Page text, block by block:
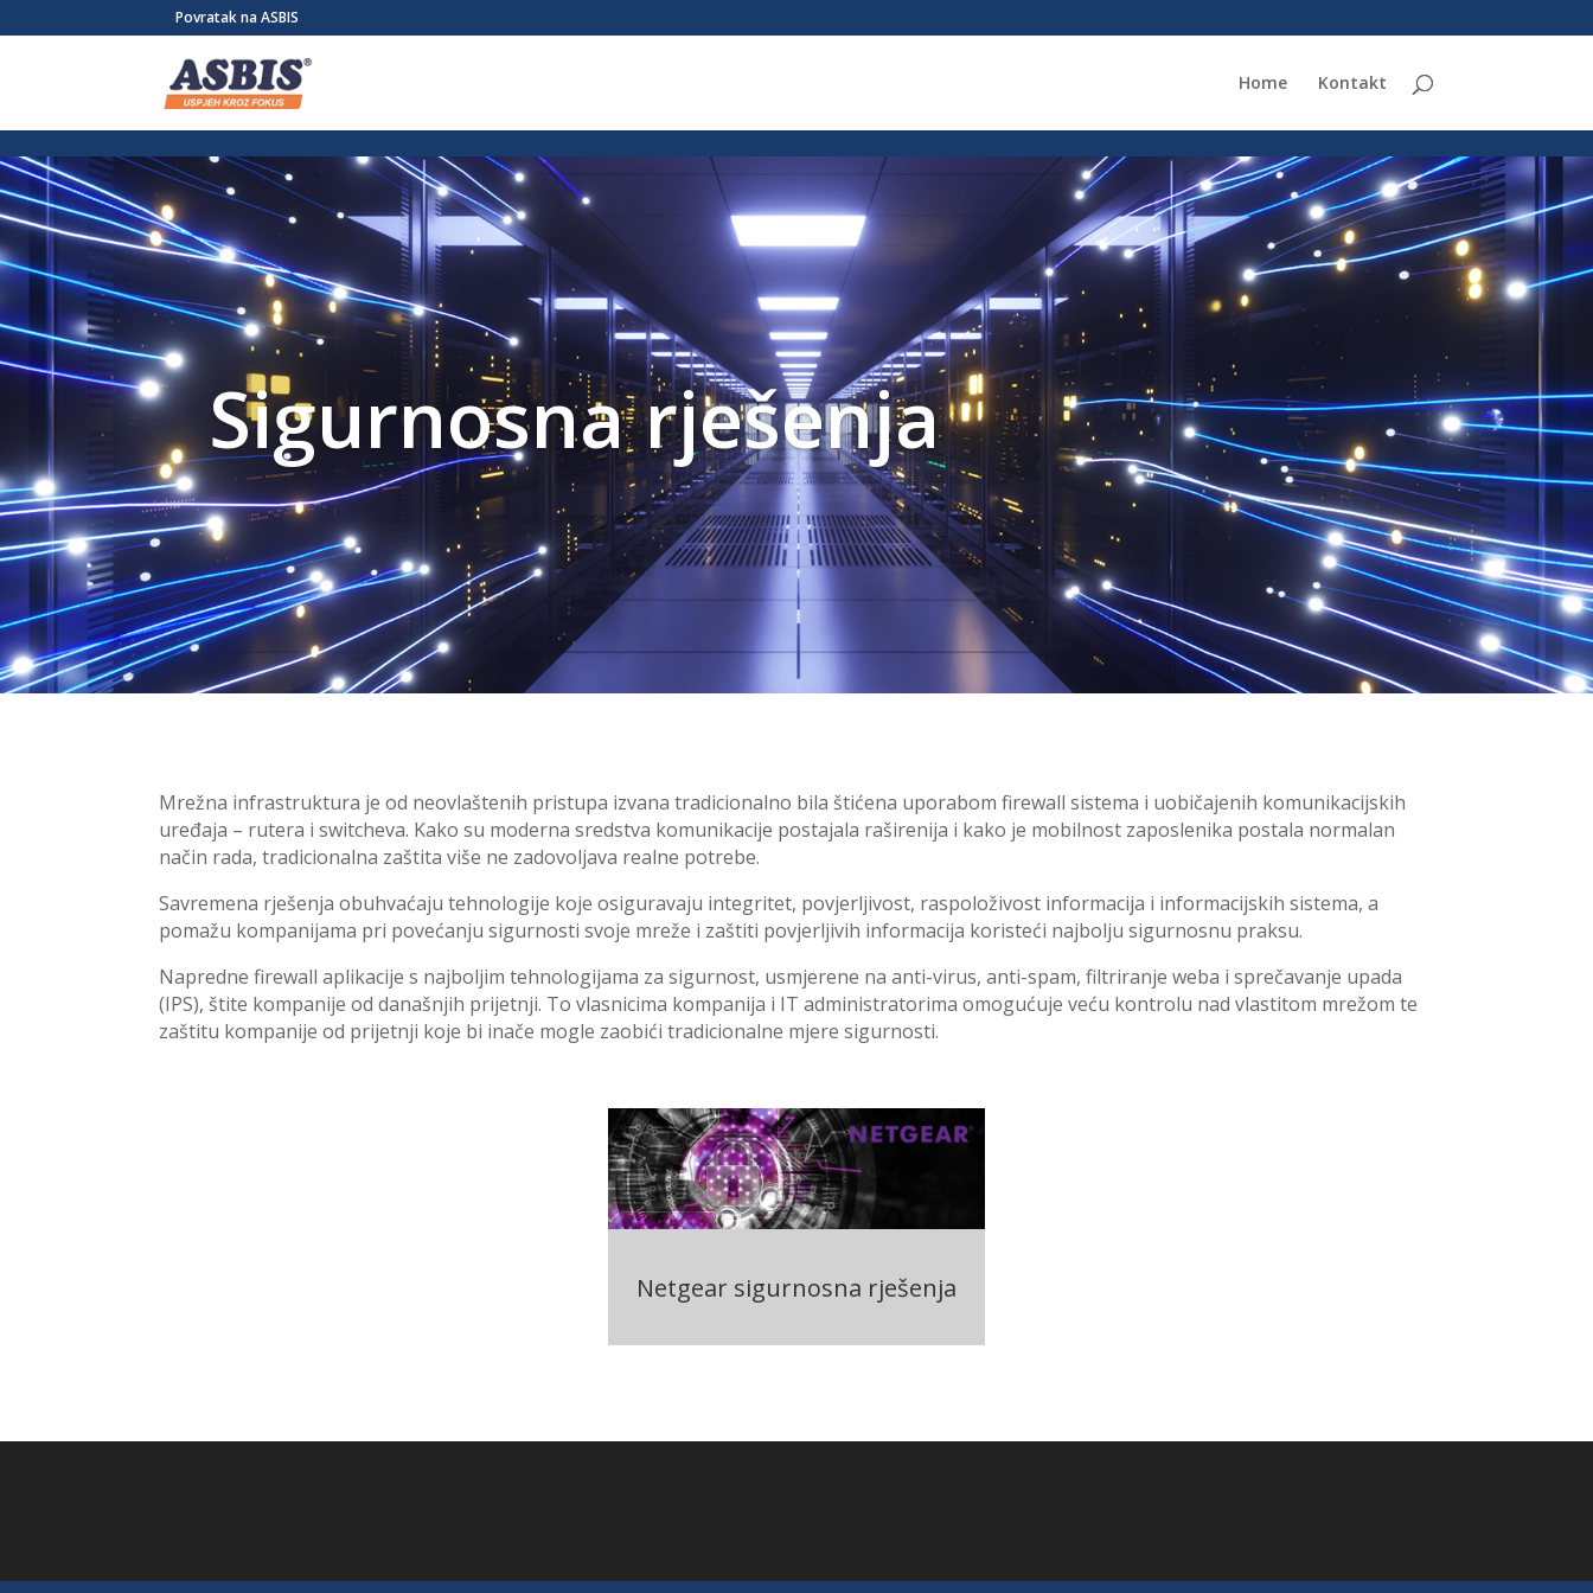
/* Link */ #et-secondary-nav .menu-item a{ position:relative; left:-955px; }
Povratak na ASBIS
Home Kontakt
Sigurnosna rješenja
Mrežna infrastruktura je od neovlaštenih pristupa izvana tradicionalno bila štićena uporabom firewall sistema i uobičajenih komunikacijskih
uređaja – rutera i switcheva. Kako su moderna sredstva komunikacije postajala raširenija i kako je mobilnost zaposlenika postala normalan
način rada, tradicionalna zaštita više ne zadovoljava realne potrebe.
Savremena rješenja obuhvaćaju tehnologije koje osiguravaju integritet, povjerljivost, raspoloživost informacija i informacijskih sistema, a
pomažu kompanijama pri povećanju sigurnosti svoje mreže i zaštiti povjerljivih informacija koristeći najbolju sigurnosnu praksu.
Napredne firewall aplikacije s najboljim tehnologijama za sigurnost, usmjerene na anti-virus, anti-spam, filtriranje weba i sprečavanje upada
(IPS), štite kompanije od današnjih prijetnji. To vlasnicima kompanija i IT administratorima omogućuje veću kontrolu nad vlastitom mrežom te
zaštitu kompanije od prijetnji koje bi inače mogle zaobići tradicionalne mjere sigurnosti.
Netgear sigurnosna rješenja